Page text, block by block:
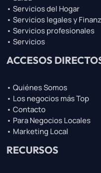
• Servicios del Hogar
• Servicios legales y
• Servicios profesionales
• Servicios
ACCESOS
• Quiénes Somos
• Los negocios más Top
• Contacto
• Para Negocios Locales
• Marketing Local
RECURSOS